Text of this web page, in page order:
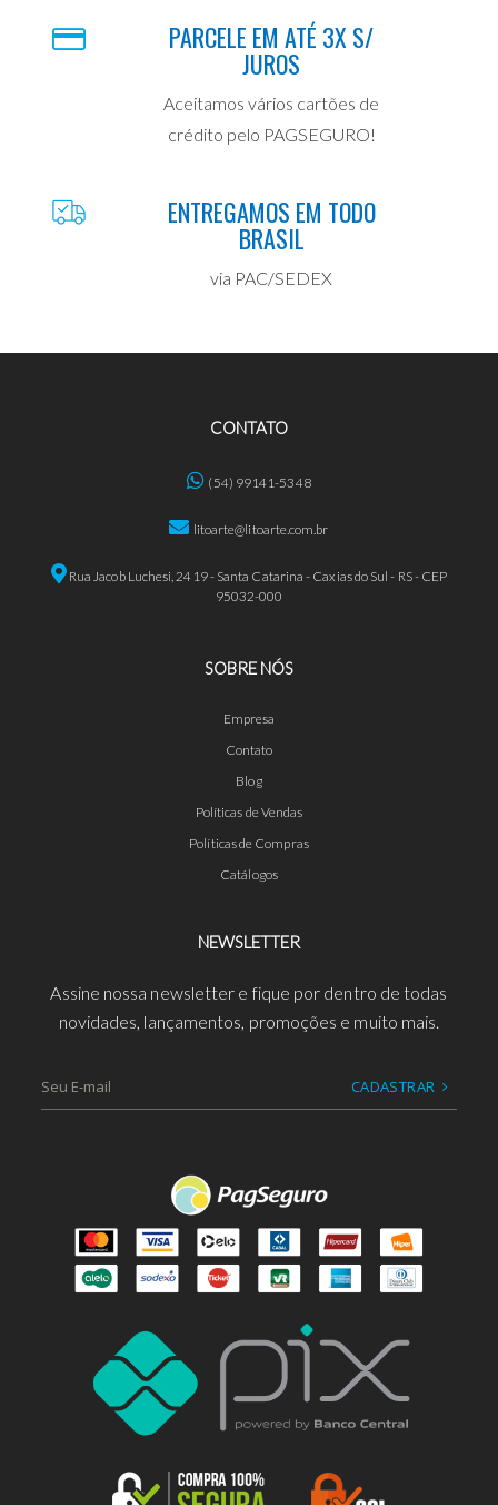
PARCELE EM ATÉ 3X S/
JUROS
Aceitamos vários cartões de
crédito pelo PAGSEGURO!
ENTREGAMOS EM TODO
BRASIL
via PAC/SEDEX
CONTATO
(54) 99141-5348
litoarte@litoarte.com.br
Rua Jacob Luchesi, 2419 - Santa Catarina - Caxias do Sul - RS - CEP
95032-000
SOBRE NÓS
Empresa
Contato
Blog
Políticas de Vendas
Políticas de Compras
Catálogos
NEWSLETTER
Assine nossa newsletter e fique por dentro de todas
novidades, lançamentos, promoções e muito mais.
CADASTRAR